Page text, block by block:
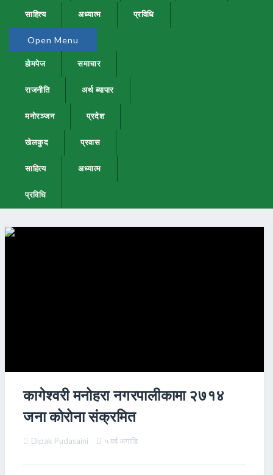
साहित्य अध्यात्म प्रविधि
Open Menu
होमपेज समाचार
राजनीति अर्थ ब्यापार
मनोरञ्जन प्रदेश
खेलकुद प्रवास
साहित्य अध्यात्म
प्रविधि
कागेश्वरी मनोहरा नगरपालीकामा २७१४
जना कोरोना संक्रमित
Dipak Pudasaini ५ वर्ष अगाडि